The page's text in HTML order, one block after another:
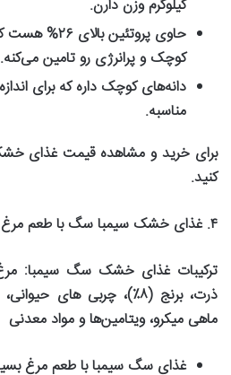
کیلوگرم وزن دارن.
حاوی پروتئین بالای ۲۶%
هست
کوچک و پرانرژی رو تامین می‌کنه.
دانه‌های کوچک داره که برای
مناسبه.
برای خرید و مشاهده قیمت غذای
کنید.
۴.غذای خشک سیمبا سگ با طعم مرغ
ترکیبات غذای خشک سگ سیمبا:
ذرت، برنج (۸٪) ، چربی های حیوانی،
ماهی میکرو، ویتامین‌ها و مواد معدنی
غذای سگ سیمبا با طعم مرغ